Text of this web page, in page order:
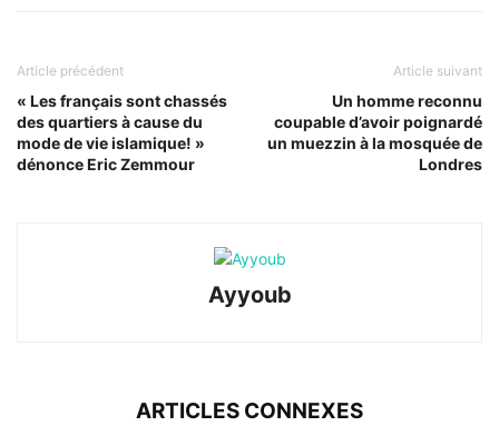
Article précédent
« Les français sont chassés
des quartiers à cause du
mode de vie islamique! »
dénonce Eric Zemmour
Article suivant
Un homme reconnu
coupable d’avoir poignardé
un muezzin à la mosquée de
Londres
Ayyoub
ARTICLES CONNEXES